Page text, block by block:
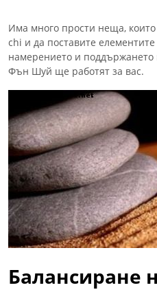
Има много прости неща,
chi и да поставите
намерението и поддържането
Фън Шуй ще работят за вас.
Балансиране